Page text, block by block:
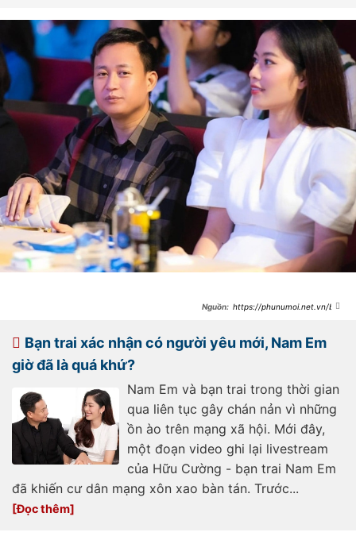
https://phunumoi.net.vn/bi-
tra-dung-day-nguoi-giau-cach-tieu-
tien-d306655.html
Bạn trai xác nhận có người yêu mới, Nam Em
giờ đã là quá khứ?
Nam Em và bạn trai trong thời gian
qua liên tục gây chán nản vì những
ồn ào trên mạng xã hội. Mới đây,
một đoạn video ghi lại livestream
của Hữu Cường - bạn trai Nam Em
đã khiến cư dân mạng xôn xao bàn tán. Trước...